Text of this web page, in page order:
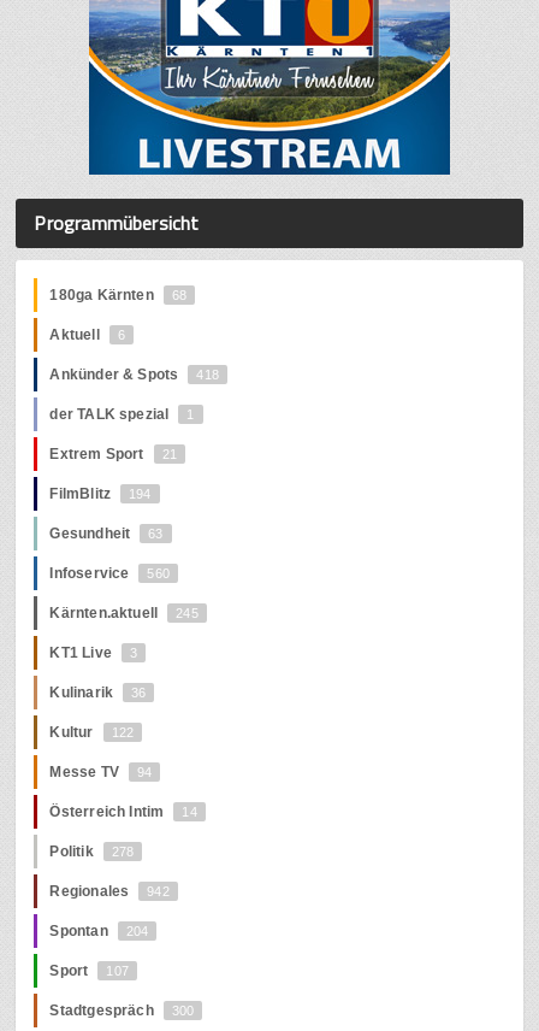
Programmübersicht
180ga Kärnten 68
Aktuell 6
Ankünder & Spots 418
der TALK spezial 1
Extrem Sport 21
FilmBlitz 194
Gesundheit 63
Infoservice 560
Kärnten.aktuell 245
KT1 Live 3
Kulinarik 36
Kultur 122
Messe TV 94
Österreich Intim 14
Politik 278
Regionales 942
Spontan 204
Sport 107
Stadtgespräch 300